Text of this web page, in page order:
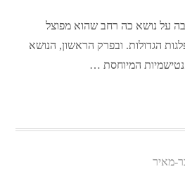
על נושא כה רחב שהוא מפוצל
הגדולות. ובפרק הראשון, הנושא
המיוחסת …
מאיר